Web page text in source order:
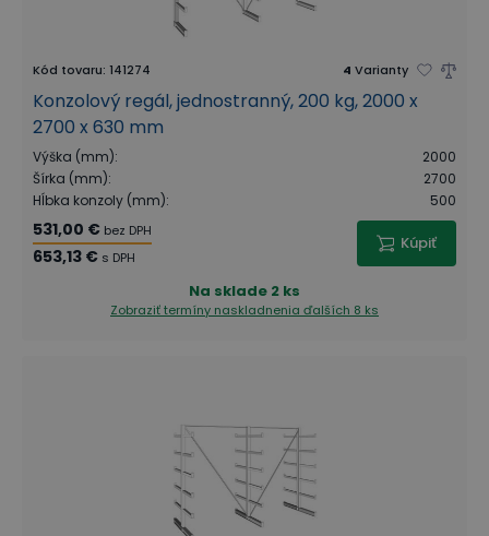
Kód tovaru: 141274 4 Varianty
Konzolový regál, jednostranný, 200 kg, 2000 x
2700 x 630 mm
Výška (mm):
2000
Šírka (mm):
2700
Hĺbka konzoly (mm): 500
531,00 € bez DPH
653,13 € s DPH
Kúpiť
Na sklade 2 ks
Zobraziť termíny naskladnenia ďalších 8 ks